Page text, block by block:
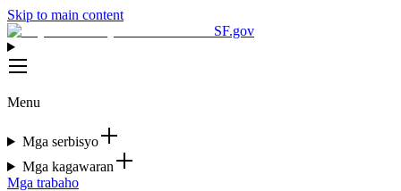
Skip to main content
SF.gov
Menu
Mga serbisyo
Mga kagawaran
Mga trabaho